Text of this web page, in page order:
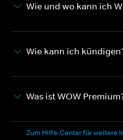
Wie und wo kann ich
Wie kann ich
Was ist WOW
Zum Hilfe-Center für weitere